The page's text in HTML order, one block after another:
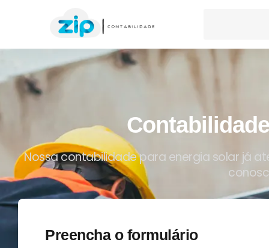
Nossa contabilidade para energia solar já
Preencha o formulário